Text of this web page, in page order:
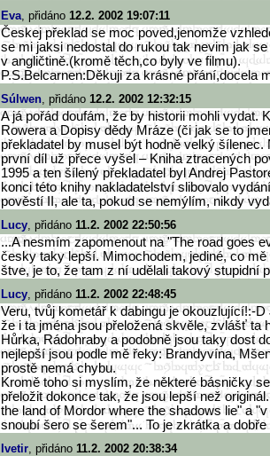
Eva, přidáno 12.2. 2002 19:07:11
Českej překlad se moc poved,jenomže
se mi jaksi nedostal do rukou tak nevim jak
v angličtině.(kromě těch,co byly ve filmu).
P.S.Belcarnen:Děkuji za krásné přání,docela
Súlwen, přidáno 12.2. 2002 12:32:15
A já pořád doufám, že by historii mohli vydat.
Rowera a Dopisy dědy Mráze (či jak se to
překladatel by musel být hodně velký šílenec.
první díl už přece vyšel – Kniha ztracených
1995 a ten šílený překladatel byl Andrej
konci této knihy nakladatelství slibovalo
pověstí II, ale ta, pokud se nemýlím, nikdy
Lucy, přidáno 11.2. 2002 22:50:56
...A nesmím zapomenout na "The road goes
česky taky lepší. Mimochodem, jediné, co mě
štve, je to, že tam z ní udělali takový stupidní
Lucy, přidáno 11.2. 2002 22:48:45
Veru, tvůj kometář k dabingu je okouzlující!:-
že i ta jména jsou přeložená skvěle, zvlášť ta
Hůrka, Rádohraby a podobně jsou taky dost
nejlepší jsou podle mě řeky: Brandyvína,
prostě nemá chybu.
Kromě toho si myslím, že některé básničky
přeložit dokonce tak, že jsou lepší než
the land of Mordor where the shadows lie" a
snoubí šero se šerem"... To je zkrátka a dobře
Ivetir, přidáno 11.2. 2002 20:38:34